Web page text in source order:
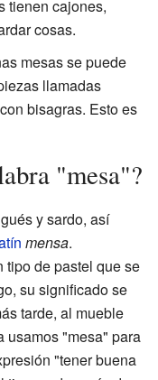
tienen cajones,
cosas.
mesas se puede
llamadas
bisagras. Esto es
"mesa"?
y sardo, así
mensa.
tipo de pastel que se
su significado se
tarde, al mueble
usamos "mesa" para
"tener buena